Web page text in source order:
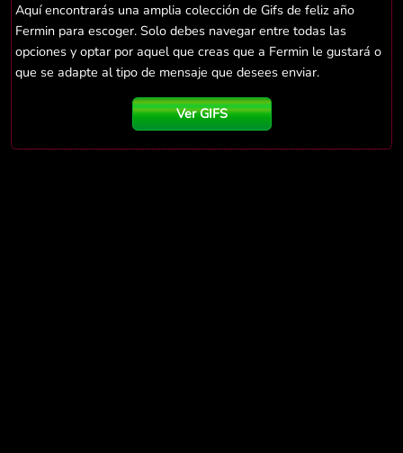
Aquí encontrarás una amplia colección de Gifs de feliz año
Fermin para escoger. Solo debes navegar entre todas las
opciones y optar por aquel que creas que a Fermin le gustará o
que se adapte al tipo de mensaje que desees enviar.
Ver GIFS